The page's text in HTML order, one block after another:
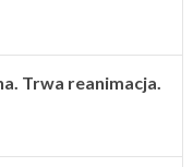
Trwa reanimacja.